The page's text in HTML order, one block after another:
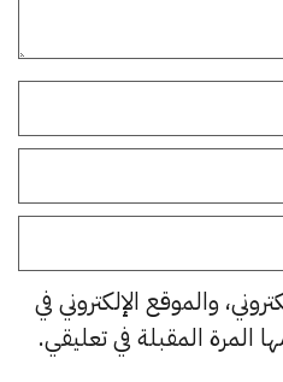
والموقع الإلكتروني في
المرة المقبلة في تعليقي.